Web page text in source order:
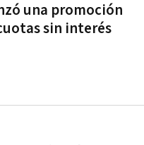
una promoción
sin interés